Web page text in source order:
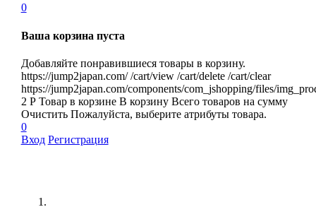
0
Ваша корзина пуста
Добавляйте понравившиеся товары в корзину.
https://jump2japan.com/ /cart/view /cart/delete /cart/clear
https://jump2japan.com/components/com_jshopping/files/
2 Р Товар в корзине В корзину Всего товаров на сумму
Очистить Пожалуйста, выберите атрибуты товара.
0
Вход Регистрация